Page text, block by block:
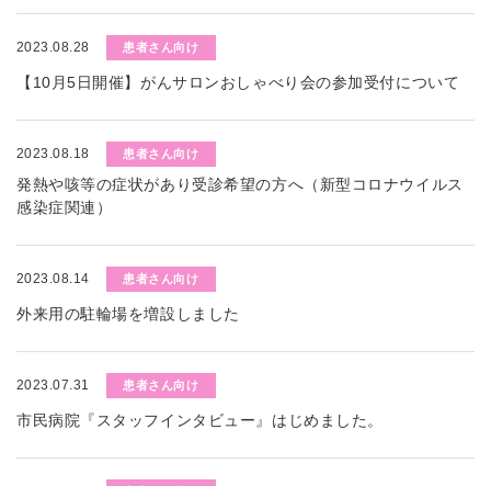
2023.08.28 患者さん向け
【10月5日開催】がんサロンおしゃべり会の参加受付について
2023.08.18 患者さん向け
発熱や咳等の症状があり受診希望の方へ（新型コロナウイルス
感染症関連）
2023.08.14 患者さん向け
外来用の駐輪場を増設しました
2023.07.31 患者さん向け
市民病院『スタッフインタビュー』はじめました。